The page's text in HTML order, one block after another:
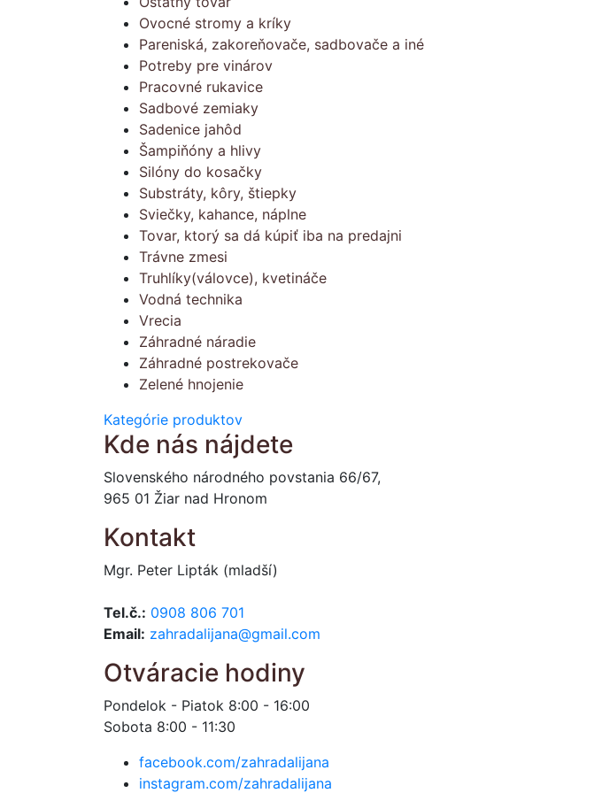
Ovocné stromy a kríky
Pareniská, zakoreňovače, sadbovače a iné
Potreby pre vinárov
Pracovné rukavice
Sadbové zemiaky
Sadenice jahôd
Šampiňóny a hlivy
Silóny do kosačky
Substráty, kôry, štiepky
Sviečky, kahance, náplne
Tovar, ktorý sa dá kúpiť iba na predajni
Trávne zmesi
Truhlíky(válovce), kvetináče
Vodná technika
Vrecia
Záhradné náradie
Záhradné postrekovače
Zelené hnojenie
Kategórie produktov
Kde nás nájdete
Slovenského národného povstania 66/67,
965 01 Žiar nad Hronom
Kontakt
Mgr. Peter Lipták (mladší)
Tel.č.: 0908 806 701
Email: zahradalijana@gmail.com
Otváracie hodiny
Pondelok - Piatok 8:00 - 16:00
Sobota 8:00 - 11:30
facebook.com/zahradalijana
instagram.com/zahradalijana